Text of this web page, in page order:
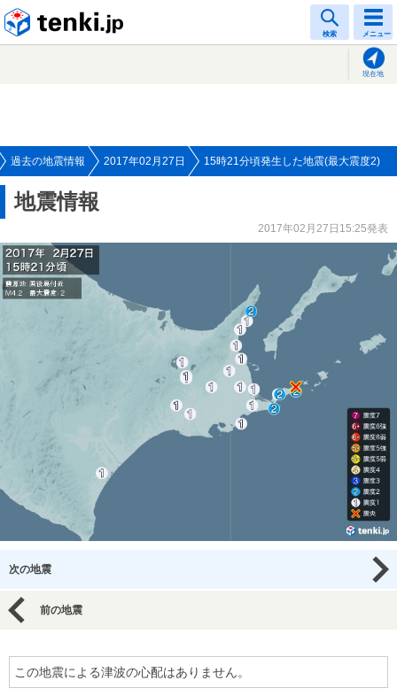
検索 メニュー
現在地
過去の地震情報 2017年02月27日 15時21分頃発生した地震(最大震度2)
地震情報
2017年02月27日15:25発表
次の地震
前の地震
この地震による津波の心配はありません。